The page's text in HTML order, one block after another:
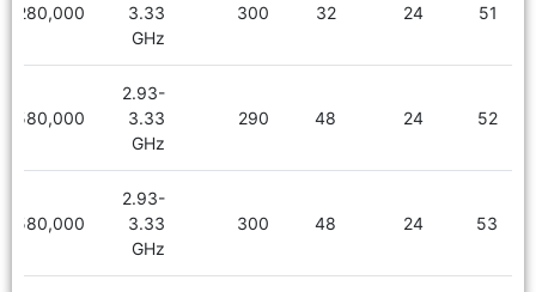
51
24
32
300
3.33
GHz
2,280,000
52
24
48
290
2.93-
3.33
GHz
2,580,000
53
24
48
300
2.93-
3.33
GHz
2,580,000